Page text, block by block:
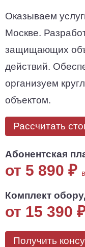
Оказываем
Москве.
защищающих
действий.
организуем
объектом.
Рассчитать
Абонентская
от 5 890 ₽
Комплект
от 15 390
Получить